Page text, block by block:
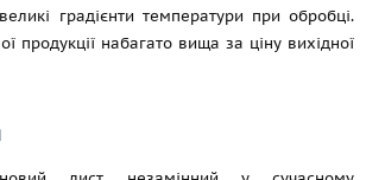
градієнти температури при обробці.
продукції набагато вища за ціну вихідної